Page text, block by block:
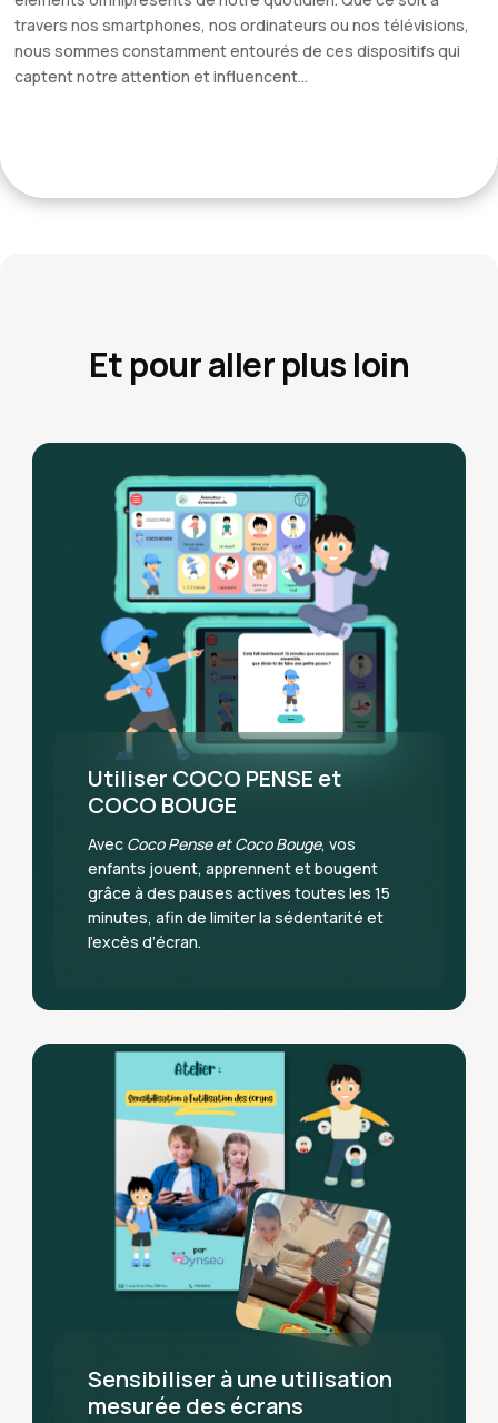
travers nos smartphones, nos ordinateurs ou nos télévisions,
nous sommes constamment entourés de ces dispositifs qui
captent notre attention et influencent...
Et pour aller plus loin
Utiliser COCO PENSE et
COCO BOUGE
Avec Coco Pense et Coco Bouge, vos
enfants jouent, apprennent et bougent
grâce à des pauses actives toutes les 15
minutes, afin de limiter la sédentarité et
l’excès d’écran.
Sensibiliser à une utilisation
mesurée des écrans